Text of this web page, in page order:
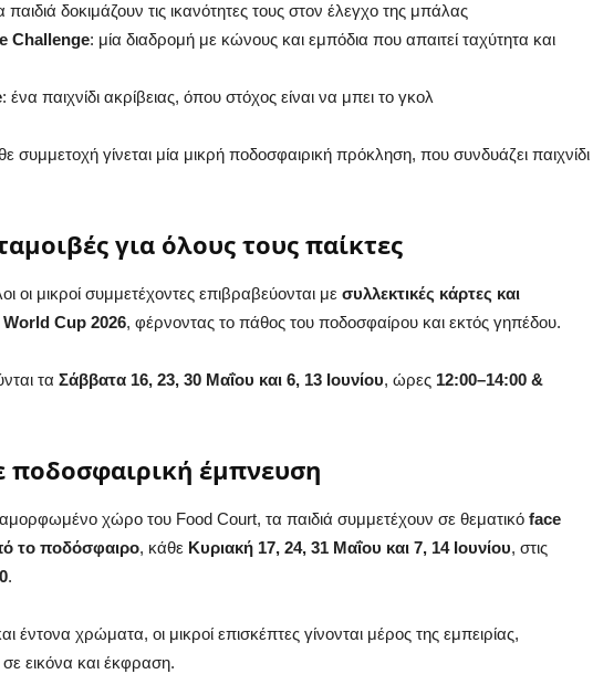
παιδιά δοκιμάζουν τις ικανότητες τους στον έλεγχο της μπάλας
Challenge: μία διαδρομή με κώνους και εμπόδια που απαιτεί ταχύτητα και
: ένα παιχνίδι ακρίβειας, όπου στόχος είναι να μπει το γκολ
συμμετοχή γίνεται μία μικρή ποδοσφαιρική πρόκληση, που συνδυάζει παιχνίδι
για όλους τους παίκτες
οι μικροί συμμετέχοντες επιβραβεύονται με συλλεκτικές κάρτες και
Cup 2026, φέρνοντας το πάθος του ποδοσφαίρου και εκτός γηπέδου.
τα Σάββατα 16, 23, 30 Μαΐου και 6, 13 Ιουνίου, ώρες 12:00–14:00 &
ποδοσφαιρική έμπνευση
χώρο του Food Court, τα παιδιά συμμετέχουν σε θεματικό face
το ποδόσφαιρο, κάθε Κυριακή 17, 24, 31 Μαΐου και 7, 14 Ιουνίου, στις
.
έντονα χρώματα, οι μικροί επισκέπτες γίνονται μέρος της εμπειρίας,
σε εικόνα και έκφραση.